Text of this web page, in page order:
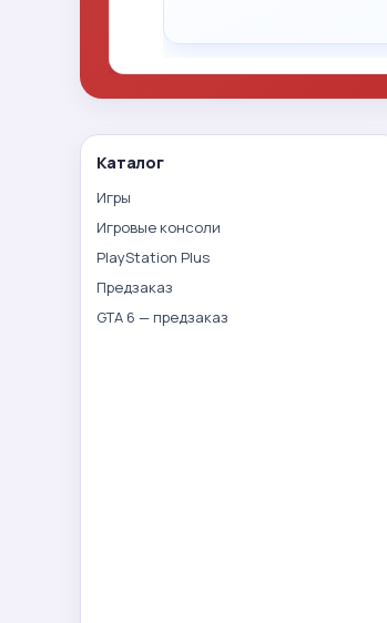
Каталог
Игры
Игровые консоли
PlayStation Plus
Предзаказ
GTA 6 — предзаказ